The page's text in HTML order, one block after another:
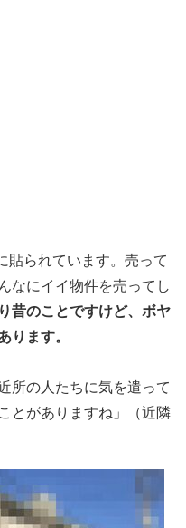
貼られています。売って
なにイイ物件を売ってし
昔のことですけど、ボヤ
ります。
所の人たちに気を遣って
とがありますね」（近隣